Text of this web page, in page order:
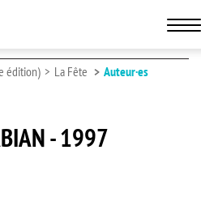
édition) La Fête Auteur·es
- 1997